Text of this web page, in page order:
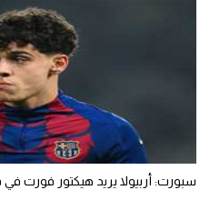
سبورت: أربيولا يريد هيكتور فورت في